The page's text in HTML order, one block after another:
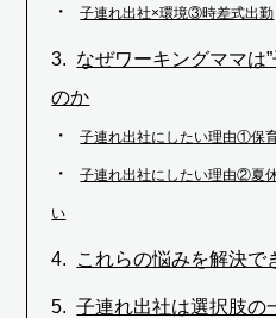
子連れ出社×環境③時差式出勤
なぜワーキングママは
のか
子連れ出社にしたい理由①保
子連れ出社にしたい理由②夏
い
これらの悩みを解決で
子連れ出社は選択肢の